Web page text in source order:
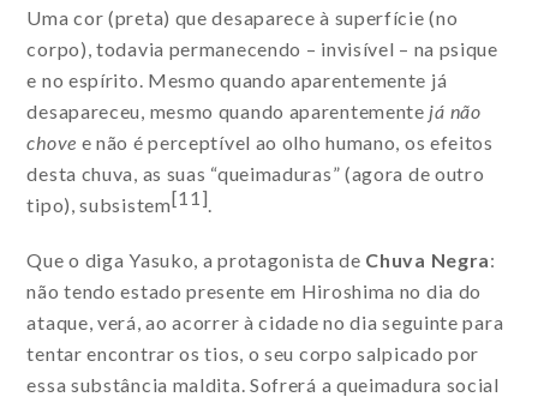
Uma cor (preta) que desaparece à superfície (no
corpo), todavia permanecendo – invisível – na psique
e no espírito. Mesmo quando aparentemente já
desapareceu, mesmo quando aparentemente já não
chove e não é perceptível ao olho humano, os efeitos
desta chuva, as suas “queimaduras” (agora de outro
tipo), subsistem[11].
Que o diga Yasuko, a protagonista de Chuva Negra:
não tendo estado presente em Hiroshima no dia do
ataque, verá, ao acorrer à cidade no dia seguinte para
tentar encontrar os tios, o seu corpo salpicado por
essa substância maldita. Sofrerá a queimadura social